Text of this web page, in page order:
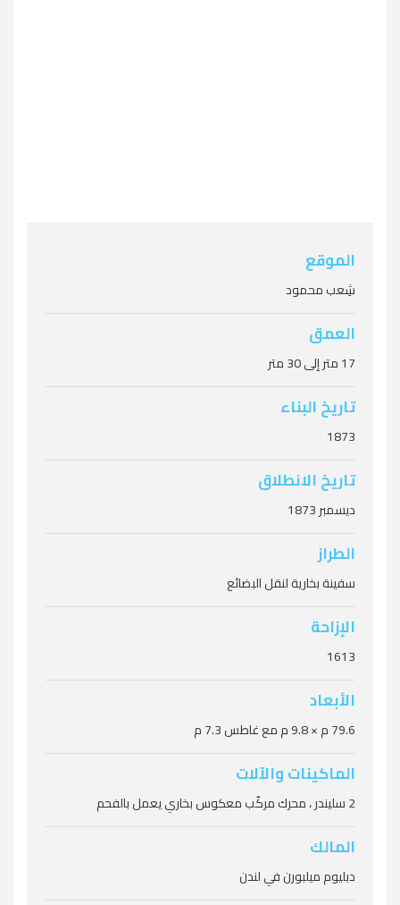
أوليسيس
زيلوت
الموقع
شِعب محمود
العمق
17 متر إلى 30 متر
تاريخ البناء
1873
تاريخ الانطلاق
ديسمبر 1873
الطراز
سفينة بخارية لنقل البضائع
الإزاحة
1613
الأبعاد
79.6 م × 9.8 م مع غاطس 7.3 م
الماكينات والآلات
2 سليندر ، محرك مركّب معكوس بخاري يعمل بالفحم
المالك
دبليوم ميلبورن في لندن